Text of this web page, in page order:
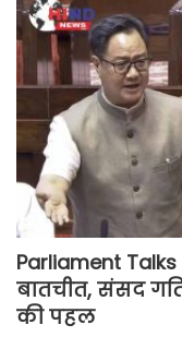
Parliament
बातचीत, संसद
की पहल